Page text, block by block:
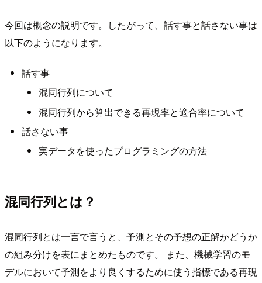
今回は概念の説明です。したがって、話す事と話さない事は
以下のようになります。
話す事
混同行列について
混同行列から算出できる再現率と適合率について
話さない事
実データを使ったプログラミングの方法
混同行列とは？
混同行列とは一言で言うと、予測とその予想の正解かどうか
の組み分けを表にまとめたものです。 また、機械学習のモ
デルにおいて予測をより良くするために使う指標である再現